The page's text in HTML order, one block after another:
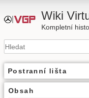
Wiki
Kompletní
Postranní lišta
Obsah